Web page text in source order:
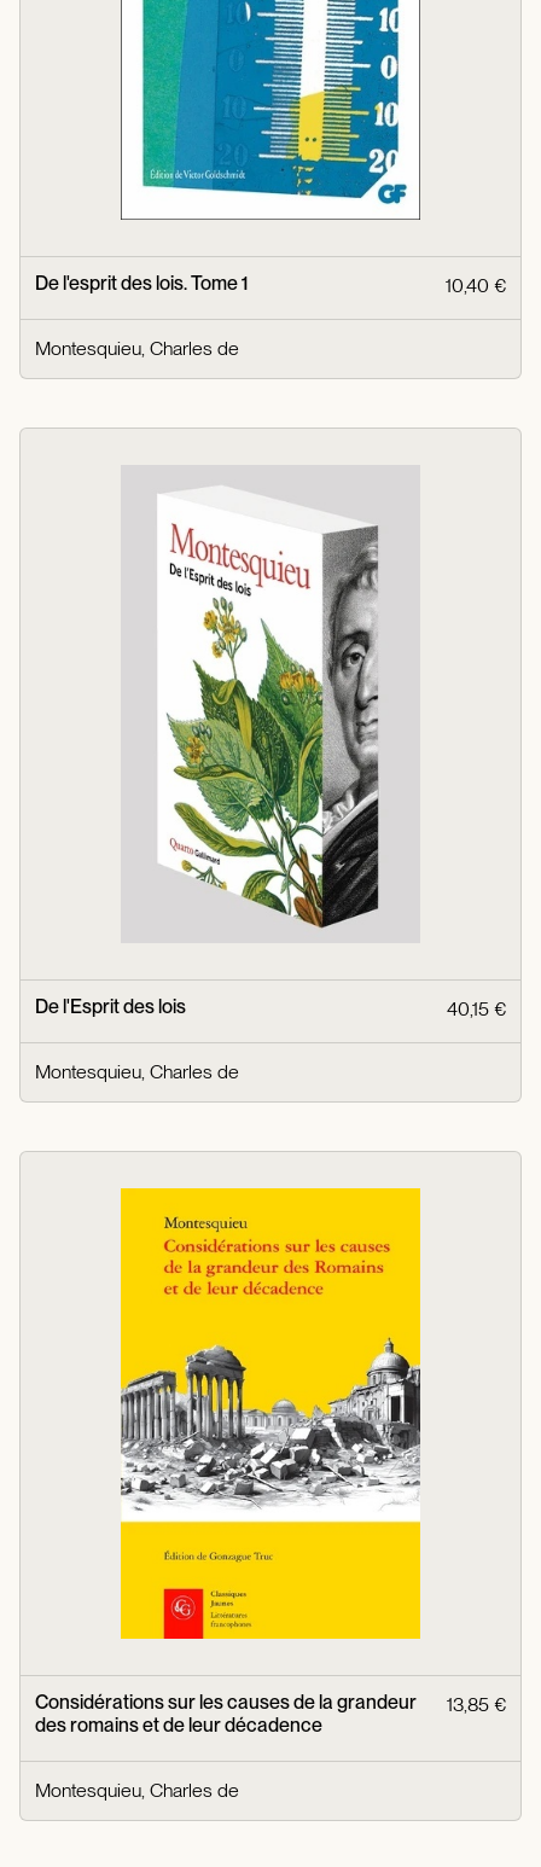
De l'esprit des lois. Tome 1 10,40 €
Montesquieu, Charles de
De l'Esprit des lois 40,15 €
Montesquieu, Charles de
Considérations sur les causes de la grandeur
des romains et de leur décadence
13,85 €
Montesquieu, Charles de